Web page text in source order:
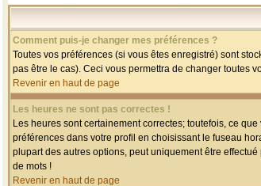
Comment puis-je changer mes préférences ?
Toutes vos préférences (si vous êtes enregistré) sont
pas être le cas). Ceci vous permettra de changer toutes
Revenir en haut de page
Les heures ne sont pas correctes !
Les heures sont certainement correctes; toutefois, ce
préférences dans votre profil en choisissant le fuseau
plupart des autres options, peut uniquement être
de mots !
Revenir en haut de page